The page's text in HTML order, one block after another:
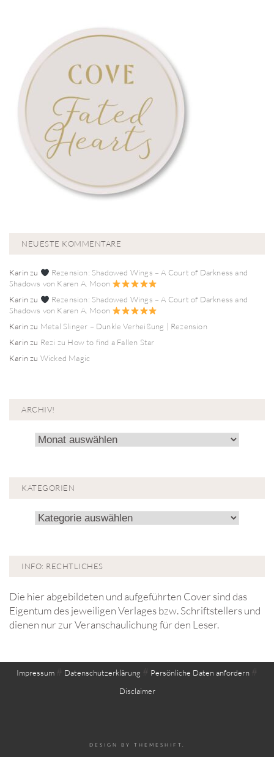
NEUESTE KOMMENTARE
Karinzu
Rezension: Shadowed Wings – A Court of Darkness and
Shadows von Karen A. Moon
Karinzu
Rezension: Shadowed Wings – A Court of Darkness and
Shadows von Karen A. Moon
Karinzu Metal Slinger – Dunkle Verheißung | Rezension
Karinzu Rezi zu How to find a Fallen Star
Karinzu Wicked Magic
ARCHIV!
Archiv!
KATEGORIEN
Kategorien
INFO: RECHTLICHES
Die hier abgebildeten und aufgeführten Cover sind das
Eigentum des jeweiligen Verlages bzw. Schriftstellers und
dienen nur zur Veranschaulichung für den Leser.
Impressum # Datenschutzerklärung # Persönliche Daten anfordern #
Disclaimer
DESIGN BY THEMESHIFT.